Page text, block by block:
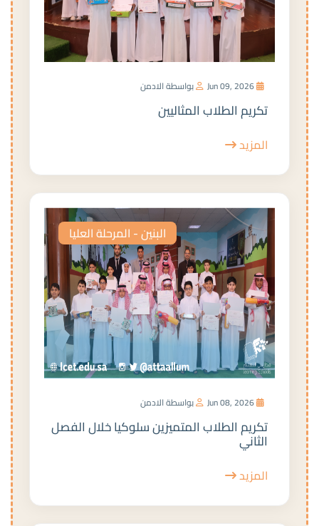
بواسطة الادمن
تكريم الطلاب المثاليين
المزيد
البنين - المرحلة العليا
بواسطة الادمن
تكريم الطلاب المتميزين سلوكيا خلال الفصل
الثاني
المزيد